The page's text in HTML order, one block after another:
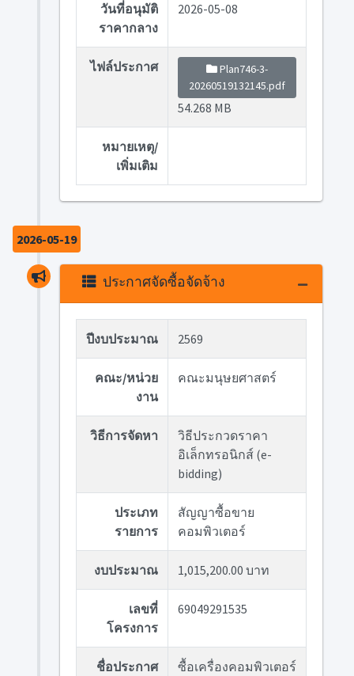
วันที่อนุมัติ
ราคากลาง
2026-05-08
ไฟล์ประกาศ
Plan746-3-
20260519132145.pdf
54.268 MB
หมายเหตุ/
เพิ่มเติม
2026-05-19
ประกาศจัดซื้อจัดจ้าง
ปีงบประมาณ 2569
คณะ/หน่วย
งาน
คณะมนุษยศาสตร์
วิธีการจัดหา
วิธีประกวดราคา
อิเล็กทรอนิกส์ (e-
bidding)
ประเภท
รายการ
สัญญาซื้อขาย
คอมพิวเตอร์
งบประมาณ 1,015,200.00 บาท
เลขที่
โครงการ
69049291535
ชื่อประกาศ
ซื้อเครื่องคอมพิวเตอร์